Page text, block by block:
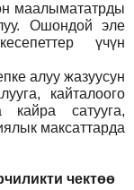
маалымататрды
Ошондой эле
үчүн
алуу жазуусун
кайталоого
кайра сатууга,
максаттарда
чектөө